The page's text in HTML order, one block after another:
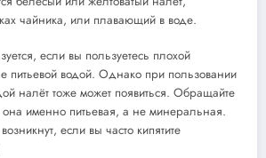
чайника, или плавающий в воде.
если вы пользуетесь плохой
питьевой водой. Однако при пользовании
налёт тоже может появиться. Обращайте
она именно питьевая, а не минеральная.
если вы часто кипятите